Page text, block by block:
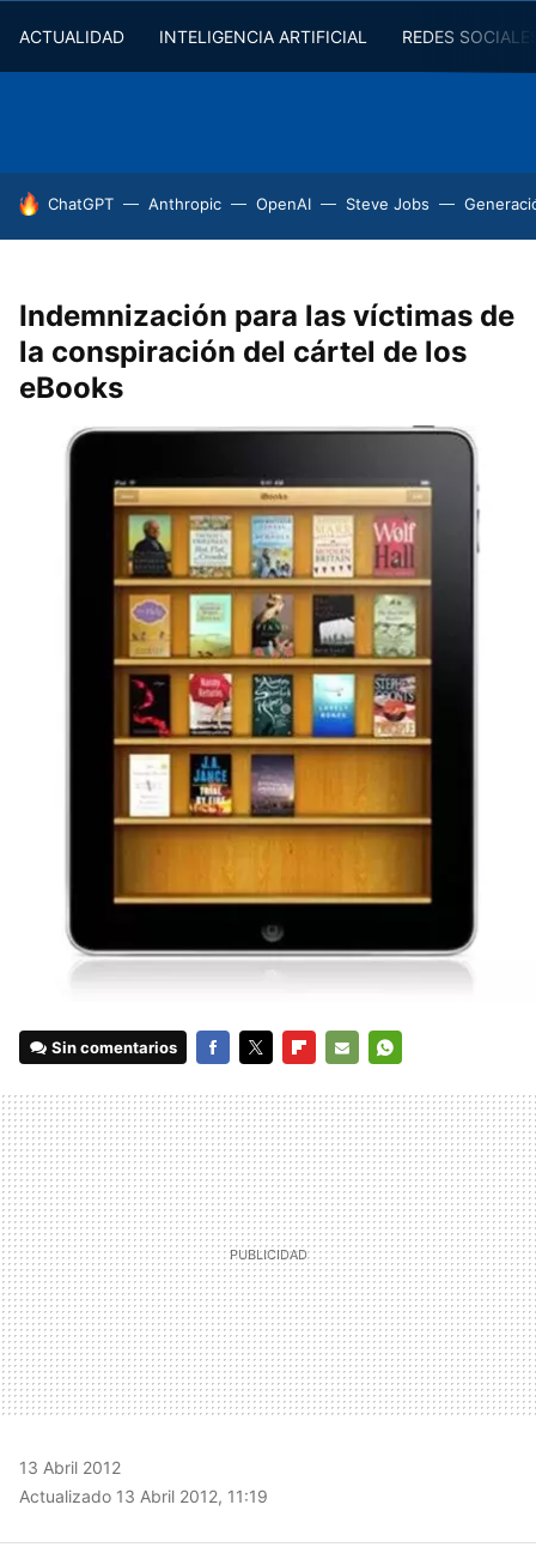
ACTUALIDAD INTELIGENCIA ARTIFICIAL REDES
HOY SE HABLA DE
ChatGPT Anthropic OpenAI Steve Jobs
Indemnización para las víctimas de
la conspiración del cártel de los
eBooks
Sin comentarios
MAIL
13 Abril 2012
Actualizado 13 Abril 2012, 11:19